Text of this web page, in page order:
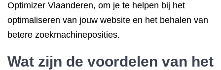
Optimizer Vlaanderen, om je te helpen bij het
optimaliseren van jouw website en het behalen van
betere zoekmachineposities.
Wat zijn de voordelen van het